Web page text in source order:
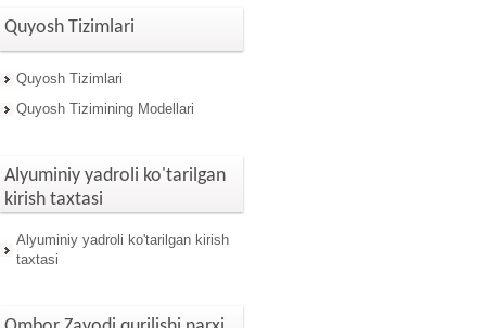
Quyosh Tizimlari
Quyosh Tizimlari
Quyosh Tizimining Modellari
Alyuminiy yadroli ko'tarilgan
kirish taxtasi
Alyuminiy yadroli ko'tarilgan kirish
taxtasi